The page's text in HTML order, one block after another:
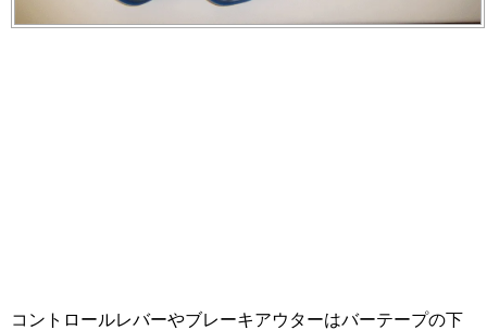
コントロールレバーやブレーキアウターはバーテープの下